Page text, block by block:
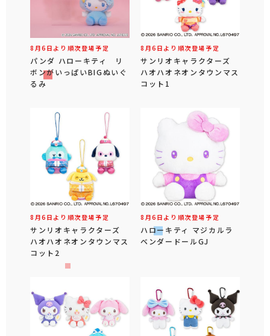
8月6日より順次登場予定
パンダ ハローキティ リ
ボンがいっぱいBIGぬいぐ
るみ
8月6日より順次登場予定
サンリオキャラクターズ
ハオハオネオンタウンマス
コット1
8月6日より順次登場予定
サンリオキャラクターズ
ハオハオネオンタウンマス
コット2
8月6日より順次登場予定
ハローキティ マジカルラ
ベンダードールGJ